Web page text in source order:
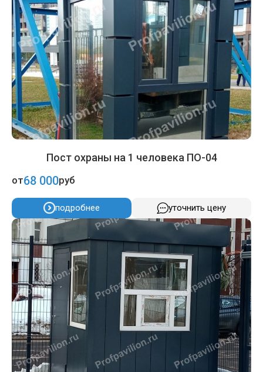
Пост охраны на 1 человека ПО-04
от68 000руб
подробнее уточнить цену